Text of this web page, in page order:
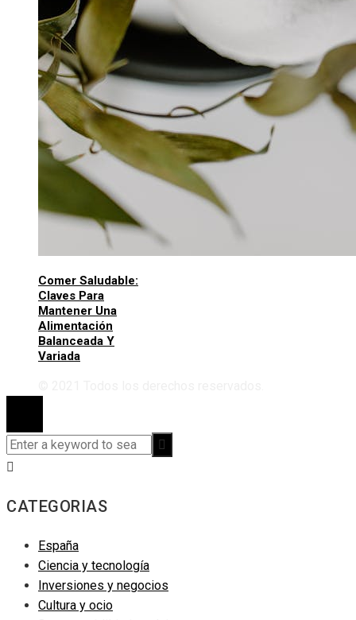
Comer Saludable:
Claves Para
Mantener Una
Alimentación
Balanceada Y
Variada
CATEGORIAS
España
Ciencia y tecnología
Inversiones y negocios
Cultura y ocio